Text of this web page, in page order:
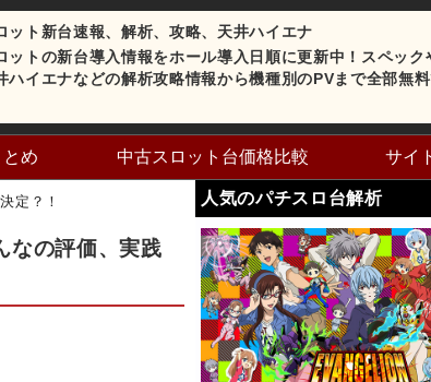
ット新台速報、解析、攻略、天井ハイエナ
ットの新台導入情報をホール導入日順に更新中！スペック
ハイエナなどの解析攻略情報から機種別のPVまで全部無
め 中古スロット台価格比較 サイ
定？！
なの評価、実践
人気のパチスロ台解析